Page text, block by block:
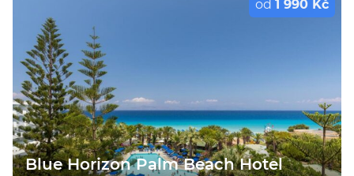
od 1 990 Kč
Blue Horizon Palm Beach Hotel